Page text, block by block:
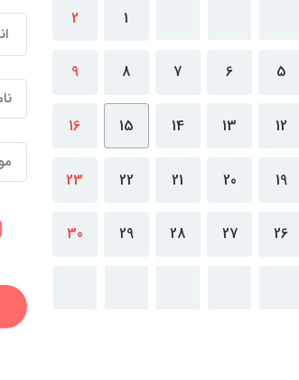
1
2
5
6
7
8
9
12
13
14
15
16
19
20
21
22
23
26
27
28
29
30